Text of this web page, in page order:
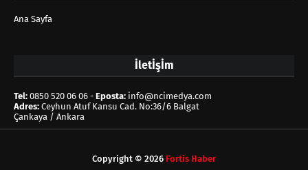
Ana Sayfa
İletİşİm
Tel: 0850 520 06 06 - Eposta: info@ncimedya.com
Adres: Ceyhun Atuf Kansu Cad. No:36/6 Balgat
Çankaya / Ankara
Copyright © 2026 Fortis Haber